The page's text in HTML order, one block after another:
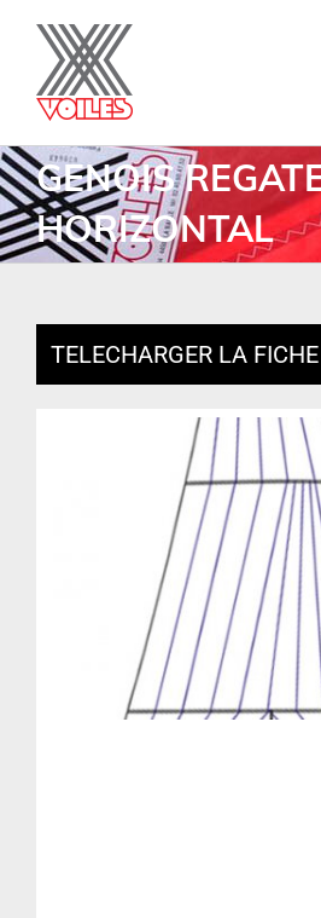
GENOIS
HORIZONTAL
TELECHARGER LA